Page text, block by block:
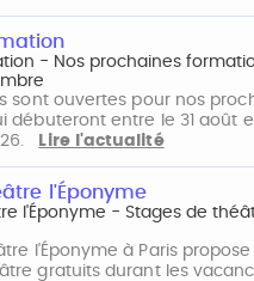
- Nos prochaines
sont ouvertes pour nos
débuteront entre le 31 août
Lire l'actualité
l'Éponyme
l'Éponyme - Stages de
l'Éponyme à Paris
gratuits durant les